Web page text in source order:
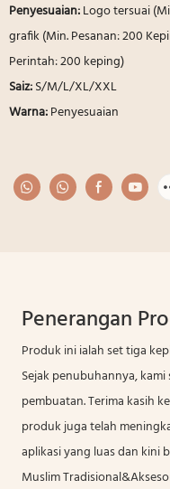
Penyesuaian:Logo tersuai
grafik (Min. Pesanan: 200
Perintah: 200 keping)
Saiz:S/M/L/XL/XXL
Warna:Penyesuaian
Penerangan
Produk ini ialah set tiga
Sejak penubuhannya,
pembuatan. Terima kasih
produk juga telah
aplikasi yang luas dan kini
Muslim